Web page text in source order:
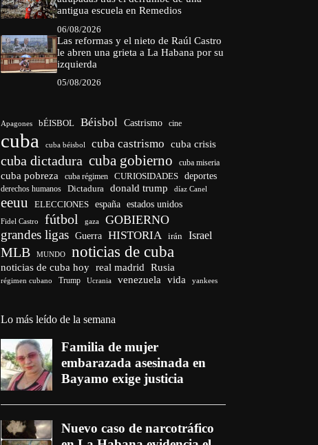
antigua escuela en Remedios
06/08/2026
Las reformas y el nieto de Raúl Castro
le abren una grieta a La Habana por su
izquierda
05/08/2026
Apagones bÉISBOL Béisbol Castrismo cine
cuba cuba béisbol cuba castrismo cuba crisis
cuba dictadura cuba gobierno cuba miseria
cuba pobreza cuba régimen CURIOSIDADES deportes
derechos humanos Dictadura donald trump díaz Canel
eeuu ELECCIONES españa estados unidos
Fidel Castro fútbol gaza GOBIERNO
grandes ligas Guerra HISTORIA irán Israel
MLB MUNDO noticias de cuba
noticias de cuba hoy real madrid Rusia
régimen cubano Trump Ucrania venezuela vida yankees
Lo más leído de la semana